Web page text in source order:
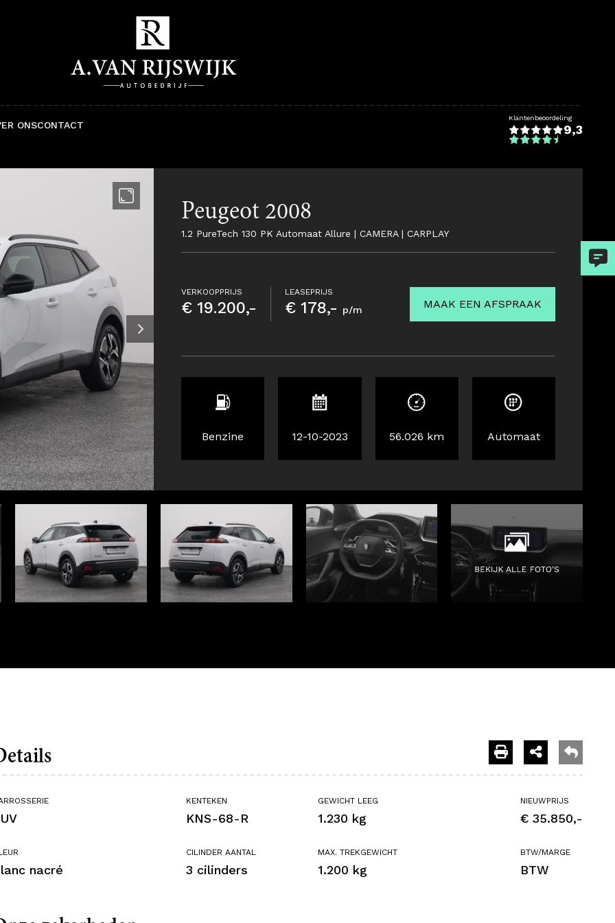
ONSCONTACT
Klantenbeoordeling
9,3
Peugeot 2008
1.2 PureTech 130 PK Automaat Allure | CAMERA | CARPLAY
VERKOOPPRIJS
€ 19.200,-
LEASEPRIJS
€ 178,- p/m MAAK EEN AFSPRAAK
Benzine 12-10-2023 56.026 km Automaat
nacré
KENTEKEN
KNS-68-R
CILINDER AANTAL
3 cilinders
GEWICHT LEEG
1.230 kg
MAX. TREKGEWICHT
1.200 kg
NIEUWPRIJS
€ 35.850,-
BTW/MARGE
BTW